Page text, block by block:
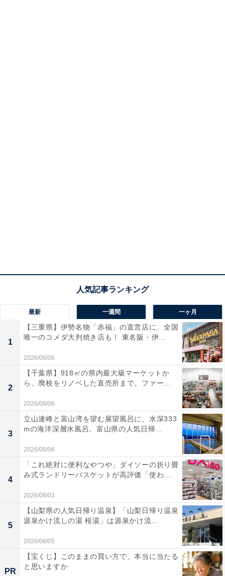
最新 一週間 一ヶ月
1
【三重県】伊勢名物「赤福」の直営店に、全国
唯一のコメダ大判焼き店も！ 東名阪・伊...
2026/08/06
2
【千葉県】918㎡の県内最大級マーケットか
ら、廃校をリノベした直売所まで。ファー...
2026/08/06
3
立山連峰と富山湾を望む展望風呂に、水深333
mの海洋深層水風呂。富山県の人気日帰...
2026/08/06
4
「これ絶対に便利なやつや」ダイソーの折り畳
み式ランドリーバスケットが高評価「使わ...
2026/08/03
5
【山梨県の人気日帰り温泉】「山梨日帰り温泉
源泉かけ流しの湯 桜湯」は源泉かけ流...
2026/08/05
PR
【宝くじ】このままの買い方で、本当に当たる
と思いますか